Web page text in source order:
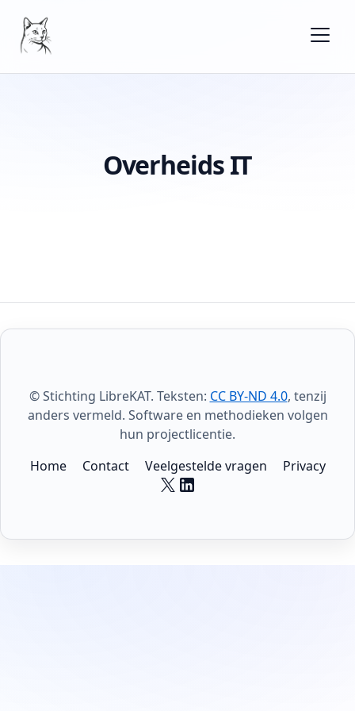
Overheids IT
© Stichting LibreKAT. Teksten: CC BY-ND 4.0, tenzij
anders vermeld. Software en methodieken volgen
hun projectlicentie.
Home
Contact Veelgestelde vragen Privacy